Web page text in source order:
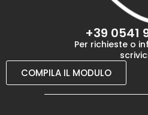
+39 0541
Per richieste o
COMPILA IL MODULO